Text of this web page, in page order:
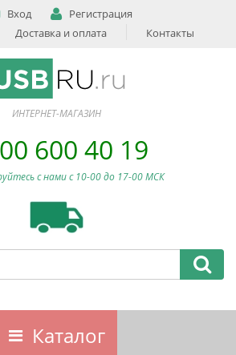
Вход
Регистрация
Доставка и оплата Контакты
ИНТЕРНЕТ-МАГАЗИН
600 40 19
с нами c 10-00 до 17-00 МСК
Каталог